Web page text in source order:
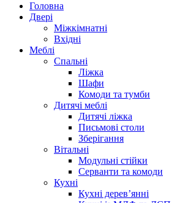
Головна
Двері
Міжкімнатні
Вхідні
Меблі
Спальні
Ліжка
Шафи
Комоди та тумби
Дитячі меблі
Дитячі ліжка
Письмові столи
Зберігання
Вітальні
Модульні стійки
Серванти та комоди
Кухні
Кухні дерев’янні